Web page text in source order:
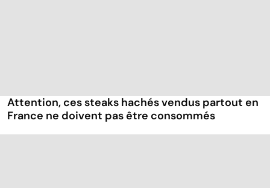
Attention, ces steaks hachés vendus partout en
France ne doivent pas être consommés